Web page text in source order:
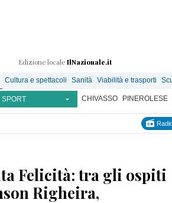
Edizione locale IlNazionale.it
Cultura e spettacoli Sanità Viabilità e trasporti
SPORT CHIVASSO PINEROLESE
Felicità: tra gli ospiti
Righeira,